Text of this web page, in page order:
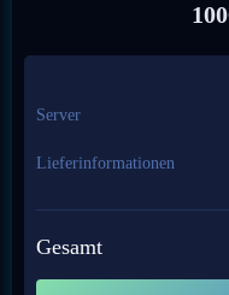
Server
Lieferinformationen
Gesamt